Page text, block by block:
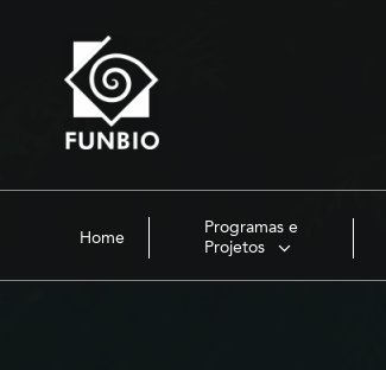
Home
Programas e
Projetos